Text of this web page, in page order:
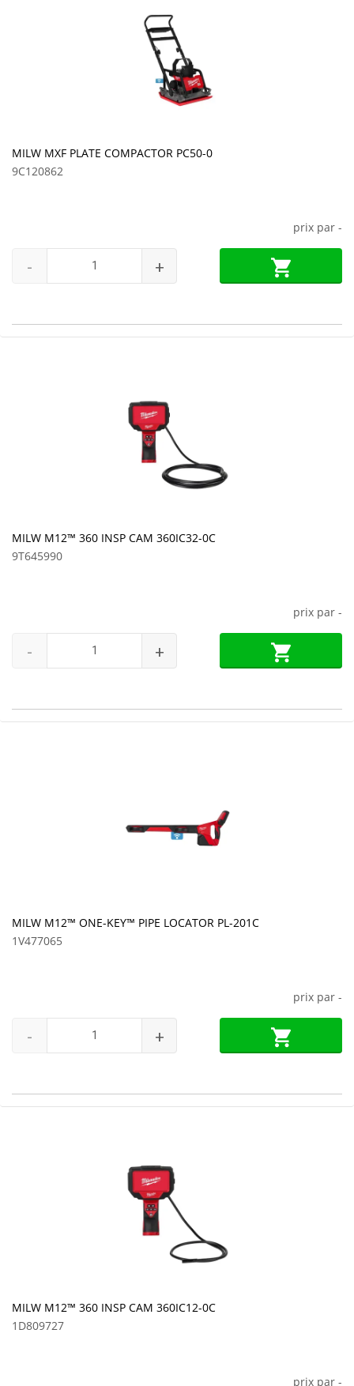
MILW MXF PLATE COMPACTOR PC50-0
9C120862
prix par -
- +
MILW M12™ 360 INSP CAM 360IC32-0C
9T645990
prix par -
- +
MILW M12™ ONE-KEY™ PIPE LOCATOR PL-201C
1V477065
prix par -
- +
MILW M12™ 360 INSP CAM 360IC12-0C
1D809727
prix par -